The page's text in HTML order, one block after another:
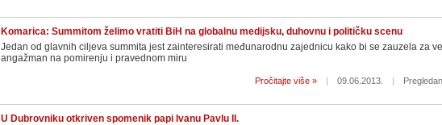
Komarica: Summitom želimo vratiti BiH na globalnu medijsku, duhovnu i političku scenu
Jedan od glavnih ciljeva summita jest zainteresirati međunarodnu zajednicu kako bi se zauzela za
angažman na pomirenju i pravednom miru
Pročitajte više » | 09.06.2013. |
U Dubrovniku otkriven spomenik papi Ivanu Pavlu II.